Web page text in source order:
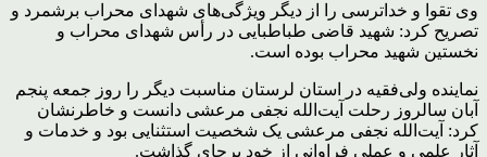
وی تقوا و خداترسی را از دیگر ویژگی‌های شهدای محراب برشمرد و
تصریح کرد: شهید قاضی طباطبایی در رأس شهدای محراب و
نخستین شهید محراب بوده است.
نماینده ولی‌فقیه در استان لرستان مناسبت دیگر را روز جمعه پنجم
آبان سالروز رحلت آیت‌الله نجفی مرعشی دانست و خاطرنشان
کرد: آیت‌الله نجفی مرعشی یک شخصیت استثنایی بود و خدمات و
آثار علمی و عملی فراوانی از خود برجای گذاشت.